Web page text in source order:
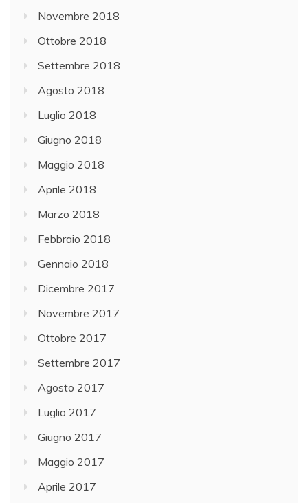
Novembre 2018
Ottobre 2018
Settembre 2018
Agosto 2018
Luglio 2018
Giugno 2018
Maggio 2018
Aprile 2018
Marzo 2018
Febbraio 2018
Gennaio 2018
Dicembre 2017
Novembre 2017
Ottobre 2017
Settembre 2017
Agosto 2017
Luglio 2017
Giugno 2017
Maggio 2017
Aprile 2017